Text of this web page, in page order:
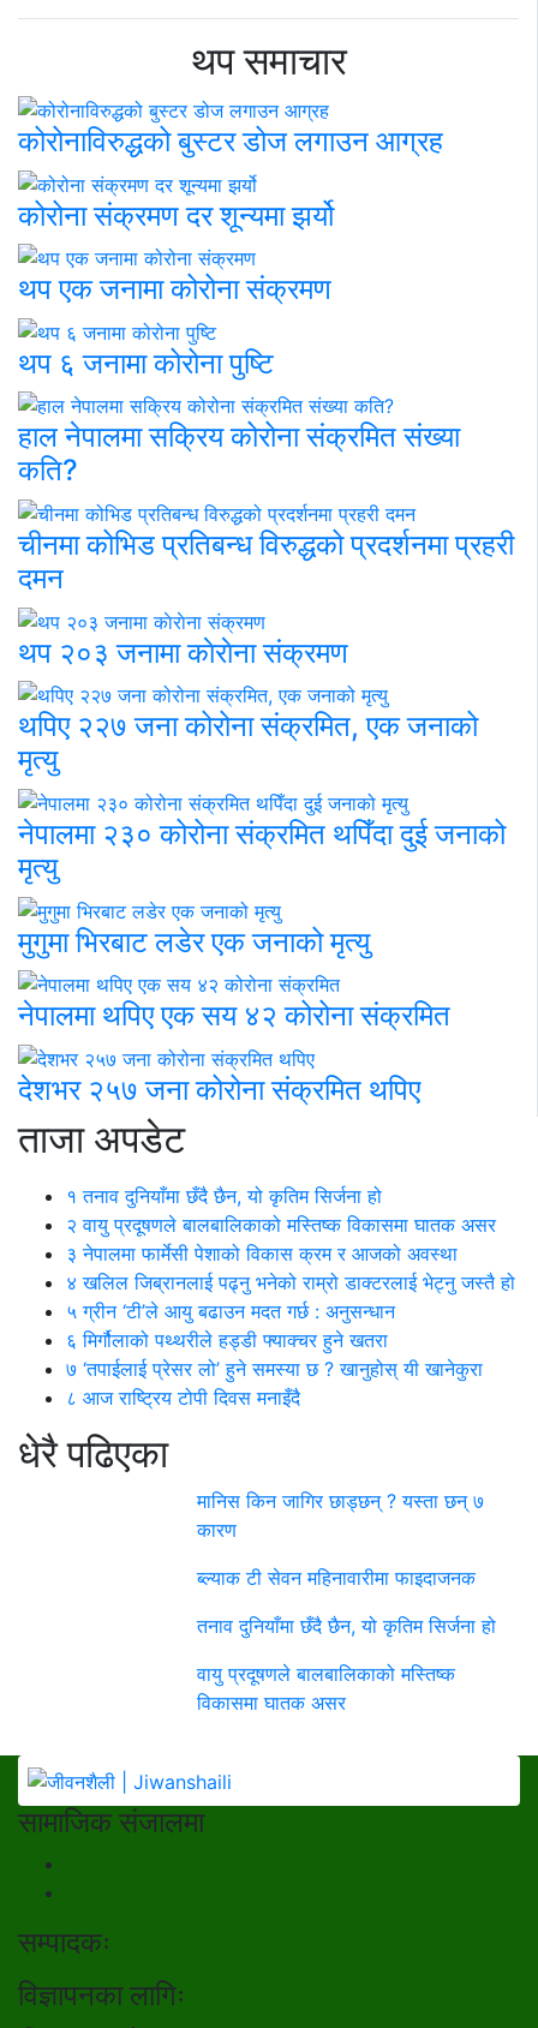
थप समाचार
कोरोनाविरुद्धको बुस्टर डोज लगाउन आग्रह
कोरोना संक्रमण दर शून्यमा झर्यो
थप एक जनामा कोरोना संक्रमण
थप ६ जनामा कोरोना पुष्टि
हाल नेपालमा सक्रिय कोरोना संक्रमित संख्या
कति?
चीनमा कोभिड प्रतिबन्ध विरुद्धको प्रदर्शनमा प्रहरी
दमन
थप २०३ जनामा काेराेना संक्रमण
थपिए २२७ जना कोरोना संक्रमित, एक जनाको
मृत्यु
नेपालमा २३० कोरोना संक्रमित थपिँदा दुई जनाको
मृत्यु
मुगुमा भिरबाट लडेर एक जनाको मृत्यु
नेपालमा थपिए एक सय ४२ कोरोना संक्रमित
देशभर २५७ जना कोरोना संक्रमित थपिए
ताजा अपडेट
१ तनाव दुनियाँमा छँदै छैन, यो कृतिम सिर्जना हो
२ वायु प्रदूषणले बालबालिकाको मस्तिष्क विकासमा घातक असर
३ नेपालमा फार्मेसी पेशाको विकास क्रम र आजको अवस्था
४ खलिल जिब्रानलाई पढ्नु भनेको राम्रो डाक्टरलाई भेट्नु जस्तै हो
५ ग्रीन ‘टी’ले आयु बढाउन मदत गर्छ : अनुसन्धान
६ मिर्गौलाको पथ्थरीले हड्डी फ्याक्चर हुने खतरा
७ ‘तपाईलाई प्रेसर लो’ हुने समस्या छ ? खानुहोस् यी खानेकुरा
८ आज राष्ट्रिय टोपी दिवस मनाइँदै
धेरै पढिएका
मानिस किन जागिर छाड्छन् ? यस्ता छन् ७
कारण
ब्ल्याक टी सेवन महिनावारीमा फाइदाजनक
तनाव दुनियाँमा छँदै छैन, यो कृतिम सिर्जना हो
वायु प्रदूषणले बालबालिकाको मस्तिष्क
विकासमा घातक असर
सामाजिक संजालमा
सम्पादकः
विज्ञापनका लागिः